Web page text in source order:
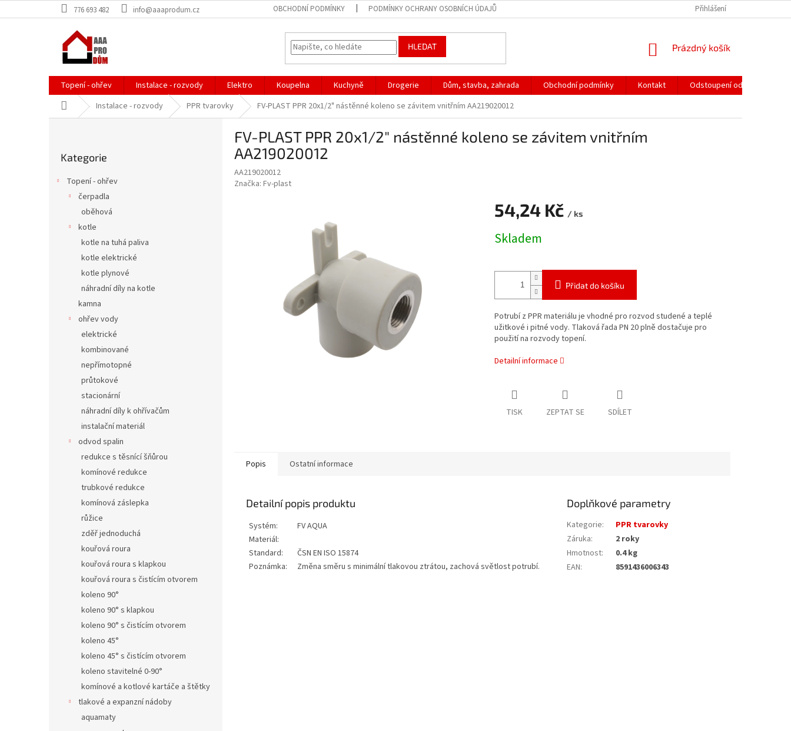
na
776 693 482 info@aaaprodum.cz OBCHODNÍ PODMÍNKY PODMÍNKY OCHRANY OSOBNÍCH ÚDAJŮ Přihlášení
HLEDAT
NÁKUPNÍ
Prázdný košík
Topení - ohřev Instalace - rozvody Elektro Koupelna Kuchyně Drogerie Dům, stavba, zahrada Obchodní podmínky Kontakt
Odstoupení od smlouvy
Domů Instalace - rozvody PPR tvarovky FV-PLAST PPR 20x1/2" nástěnné koleno se závitem vnitřním AA219020012
kategorie
Kategorie
Topení - ohřev
čerpadla
oběhová
kotle
kotle na tuhá paliva
kotle elektrické
kotle plynové
náhradní díly na kotle
kamna
ohřev vody
elektrické
kombinované
nepřímotopné
průtokové
stacionární
náhradní díly k ohřívačům
instalační materiál
odvod spalin
redukce s těsnící šňůrou
komínové redukce
trubkové redukce
komínová záslepka
růžice
zděř jednoduchá
kouřová roura
kouřová roura s klapkou
kouřová roura s čistícím otvorem
koleno 90°
koleno 90° s klapkou
koleno 90° s čistícím otvorem
koleno 45°
koleno 45° s čistícím otvorem
koleno stavitelné 0-90°
komínové a kotlové kartáče a štětky
tlakové a expanzní nádoby
aquamaty
FV-PLAST PPR 20x1/2" nástěnné koleno se závitem vnitřním
AA219020012
AA219020012
Značka: Fv-plast
54,24 Kč / ks
cena:
Skladem
Přidat do košíku
Potrubí z PPR materiálu je vhodné pro rozvod studené a teplé
užitkové i pitné vody. Tlaková řada PN 20 plně dostačuje pro
použití na rozvody topení.
Detailní informace
TISK ZEPTAT SE SDÍLET
Popis Ostatní informace
Detailní popis produktu
Systém:
FV AQUA
Materiál:
Standard:
ČSN EN ISO 15874
Poznámka:
Změna směru s minimální tlakovou ztrátou, zachová světlost potrubí.
Doplňkové parametry
Kategorie:
PPR tvarovky
Záruka:
2 roky
Hmotnost:
0.4 kg
EAN: 8591436006343